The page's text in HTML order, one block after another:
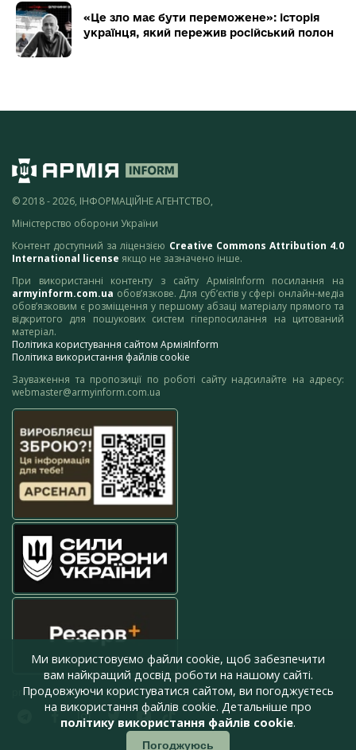
«Це зло має бути переможене»: історія
українця, який пережив російський полон
© 2018 - 2026, ІНФОРМАЦІЙНЕ АГЕНТСТВО,
Міністерство оборони України
Контент доступний за ліцензією Creative Commons Attribution 4.0
International license якщо не зазначено інше.
При використанні контенту з сайту АрміяInform посилання на
armyinform.com.ua обов’язкове. Для суб’єктів у сфері онлайн-медіа
обов’язковим є розміщення у першому абзаці матеріалу прямого та
відкритого для пошукових систем гіперпосилання на цитований
матеріал.
Політика користування сайтом АрміяInform
Політика використання файлів cookie
Зауваження та пропозиції по роботі сайту надсилайте на адресу:
webmaster@armyinform.com.ua
press@armyinform.com.ua
Ми використовуємо файли cookie, щоб забезпечити
вам найкращий досвід роботи на нашому сайті.
Продовжуючи користуватися сайтом, ви погоджуєтесь
на використання файлів cookie. Детальніше про
політику використання файлів cookie.
Погоджуюсь